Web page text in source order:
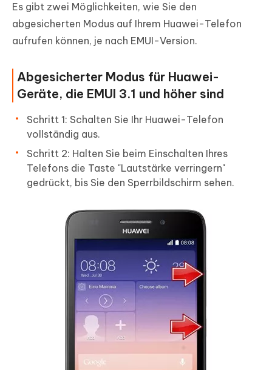
Es gibt zwei Möglichkeiten, wie Sie den
abgesicherten Modus auf Ihrem Huawei-Telefon
aufrufen können, je nach EMUI-Version.
Abgesicherter Modus für Huawei-
Geräte, die EMUI 3.1 und höher sind
Schritt 1: Schalten Sie Ihr Huawei-Telefon
vollständig aus.
Schritt 2: Halten Sie beim Einschalten Ihres
Telefons die Taste "Lautstärke verringern"
gedrückt, bis Sie den Sperrbildschirm sehen.